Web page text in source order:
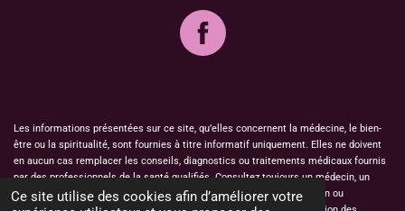
Ce site utilise des cookies afin d’améliorer votre
Les informations présentées sur ce site, qu’elles concernent la médecine, le bien-
être ou la spiritualité, sont fournies à titre informatif uniquement. Elles ne doivent
en aucun cas remplacer les conseils, diagnostics ou traitements médicaux fournis
par des professionnels de la santé qualifiés. Consultez toujours un médecin, un
psychologue ou un autre professionnel de la santé pour toute question ou